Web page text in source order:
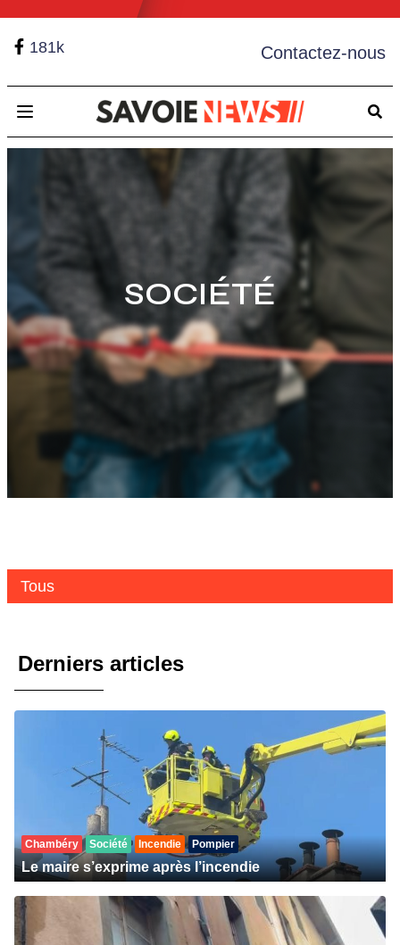
181k Contactez-nous
Open main menu
SOCIÉTÉ
Tous
Derniers articles
Chambéry Société Incendie Pompier
Le maire s’exprime après l’incendie